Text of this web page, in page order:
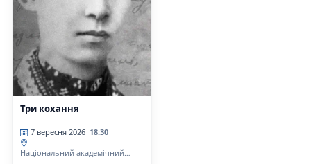
Три кохання
7 вересня 2026 18:30
Національний академічний